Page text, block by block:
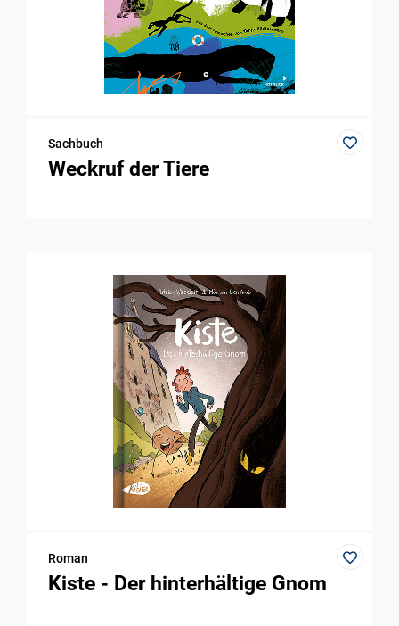
Sachbuch
Weckruf der Tiere
Roman
Kiste - Der hinterhältige Gnom